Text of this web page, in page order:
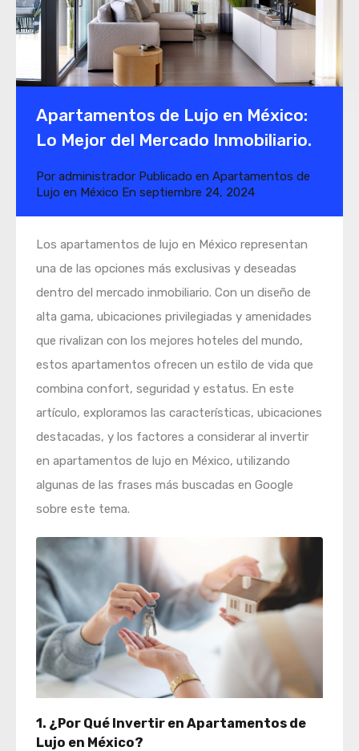
Apartamentos de Lujo en México:
Lo Mejor del Mercado Inmobiliario.
Por administrador Publicado en Apartamentos de
Lujo en México En septiembre 24, 2024
Los apartamentos de lujo en México representan
una de las opciones más exclusivas y deseadas
dentro del mercado inmobiliario. Con un diseño de
alta gama, ubicaciones privilegiadas y amenidades
que rivalizan con los mejores hoteles del mundo,
estos apartamentos ofrecen un estilo de vida que
combina confort, seguridad y estatus. En este
artículo, exploramos las características, ubicaciones
destacadas, y los factores a considerar al invertir
en apartamentos de lujo en México, utilizando
algunas de las frases más buscadas en Google
sobre este tema.
1. ¿Por Qué Invertir en Apartamentos de
Lujo en México?